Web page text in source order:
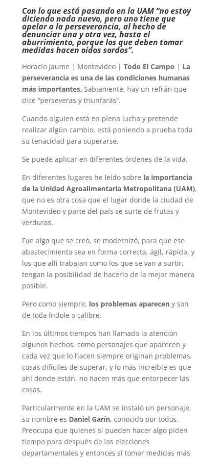
Con lo que está pasando en la UAM “no estoy
diciendo nada nuevo, pero uno tiene que
apelar a la perseverancia, al hecho de
denunciar una y otra vez, hasta el
aburrimiento, porque los que deben tomar
medidas hacen oídos sordos”.
Horacio Jaume | Montevideo | Todo El Campo | La
perseverancia es una de las condiciones humanas
más importantes. Sabiamente, hay un refrán que
dice “perseveras y triunfarás”.
Cuando alguien está en plena lucha y pretende
realizar algún cambio, está poniendo a prueba toda
su tenacidad para superarse.
Se puede aplicar en diferentes órdenes de la vida.
En diferentes lugares he leído sobre la importancia
de la Unidad Agroalimentaria Metropolitana (UAM),
que no es otra cosa que el lugar donde la ciudad de
Montevideo y parte del país se surte de frutas y
verduras.
Fue algo que se creó, se modernizó, para que ese
abastecimiento sea en forma correcta, ágil, rápida, y
los que allí trabajan como los que se van a surtir,
tengan la posibilidad de hacerlo de la mejor manera
posible.
Pero como siempre, los problemas apareceny son
de toda índole o calibre.
En los últimos tiempos han llamado la atención
algunos hechos, como personajes que aparecen y
cada vez que lo hacen siempre originan problemas,
cosas difíciles de superar, y lo más increíble es que
ahí donde están, no hacen más que entorpecer las
cosas.
Particularmente en la UAM se instaló un personaje,
su nombre es Daniel Garín, conocido por todos.
Preocupa que quienes sí pueden hacer algo piden
tiempo para después de las elecciones
departamentales y entonces sí tomar medidas más